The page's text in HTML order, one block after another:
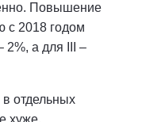
Повышение
с 2018 годом
2%, а для III –
отдельных